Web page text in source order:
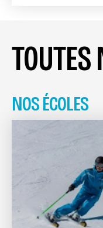
TOUTES
NOS ÉCOLES